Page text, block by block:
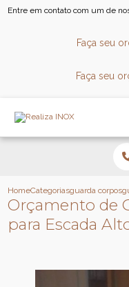
Entre em contato com um de
Faça seu
Faça seu
HomeCategoriasguarda corpos
Orçamento de
para Escada